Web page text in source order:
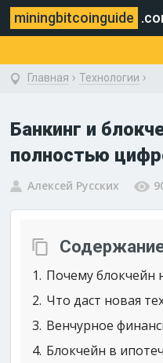
miningbitcoinguide
Главная ›Технологии ›
Банкинг и
полностью
Алексей Русских
1 Почему блокчейн
2 Что даст новая
3 Венчурное
4 Блокчейн в